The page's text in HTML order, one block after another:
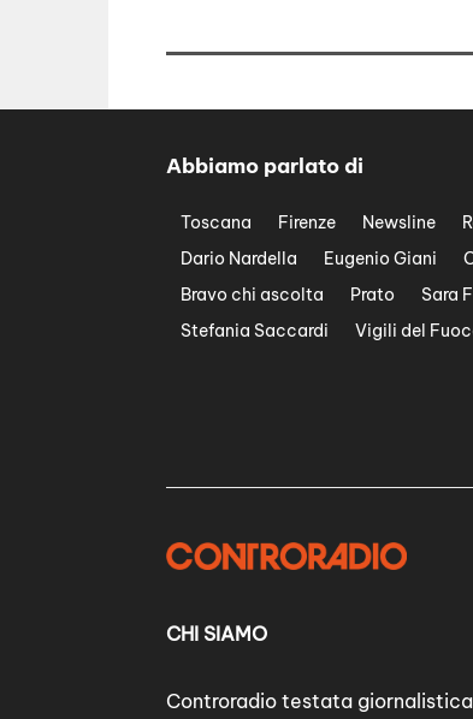
Abbiamo parlato di
Toscana Firenze Newsline
Dario Nardella
Eugenio Giani
Bravo chi ascolta
Prato Sara
Stefania Saccardi
Vigili del
CHI SIAMO
Controradio testata